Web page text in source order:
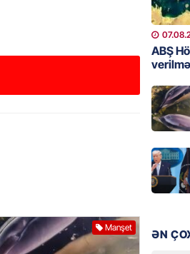
Manşet
etdiyi
DOSYE
GÜNDƏM
David
bağlı
Hakan
əl-
ABŞ
ƏN